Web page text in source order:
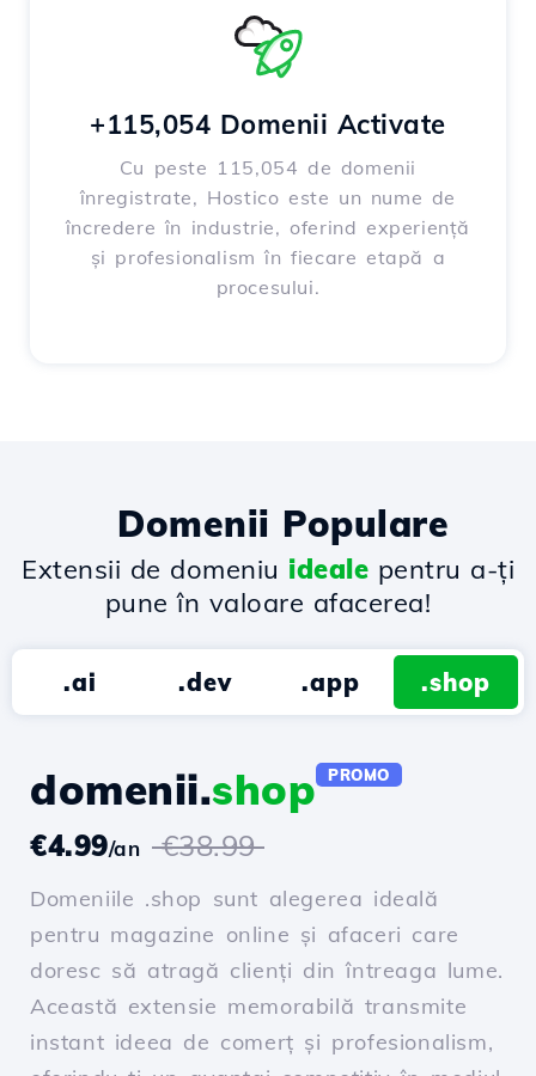
+115,054 Domenii Activate
Cu peste 115,054 de domenii
înregistrate, Hostico este un nume de
încredere în industrie, oferind experiență
și profesionalism în fiecare etapă a
procesului.
Domenii Populare
Extensii de domeniu ideale pentru a-ți
pune în valoare afacerea!
.ai .dev .app .shop
domenii.shop PROMO
€4.99/an €38.99
Domeniile .shop sunt alegerea ideală
pentru magazine online și afaceri care
doresc să atragă clienți din întreaga lume.
Această extensie memorabilă transmite
instant ideea de comerț și profesionalism,